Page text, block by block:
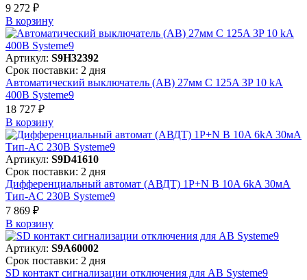
9 272 ₽
В корзинy
Артикул: S9H32392
Срок поставки: 2 дня
Автоматический выключатель (АВ) 27мм C 125A 3P 10 kA
400В Systeme9
18 727 ₽
В корзинy
Артикул: S9D41610
Срок поставки: 2 дня
Дифференциальный автомат (АВДТ) 1P+N B 10A 6kA 30мА
Тип-AC 230В Systeme9
7 869 ₽
В корзинy
Артикул: S9A60002
Срок поставки: 2 дня
SD контакт сигнализации отключения для АВ Systeme9